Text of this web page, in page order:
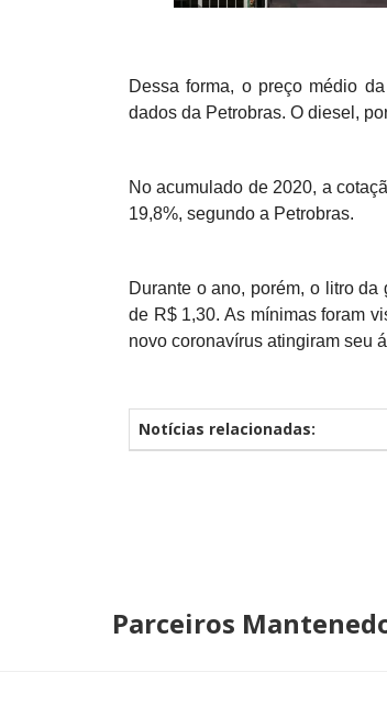
Dessa forma, o preço médio
dados da Petrobras. O diesel,
No acumulado de 2020, a
19,8%, segundo a Petrobras.
Durante o ano, porém, o litro
de R$ 1,30. As mínimas foram
novo coronavírus atingiram seu
Notícias relacionadas:
Parceiros